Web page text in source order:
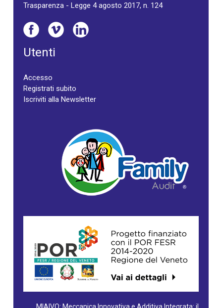
Trasparenza - Legge 4 agosto 2017, n. 124
Utenti
Accesso
Registrati subito
Iscriviti alla Newsletter
MIAIVO: Meccanica Innovativa e Additiva Integrata: il